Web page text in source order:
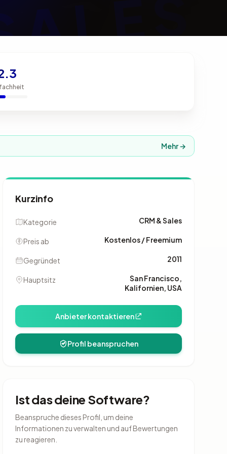
Mehr →
Kurzinfo
Kategorie CRM & Sales
Preis ab Kostenlos / Freemium
Gegründet 2011
Hauptsitz
San Francisco,
Kalifornien, USA
Anbieter kontaktieren
Profil beanspruchen
Ist das deine Software?
Beanspruche dieses Profil, um deine
Informationen zu verwalten und auf Bewertungen
zu reagieren.